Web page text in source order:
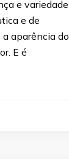
e variedade
e de
aparência do
E é